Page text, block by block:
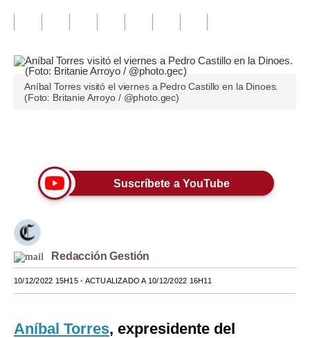
Opinión
Editorial
Tendencias
Viajes
Moda
Estilos
Mundo
Aníbal Torres visitó el viernes a Pedro Castillo en la Dinoes.
(Foto: Britanie Arroyo / @photo.gec)
Suscríbete a YouTube
Redacción Gestión
10/12/2022 15H15- ACTUALIZADO A 10/12/2022 16H11
Aníbal Torres, expresidente del